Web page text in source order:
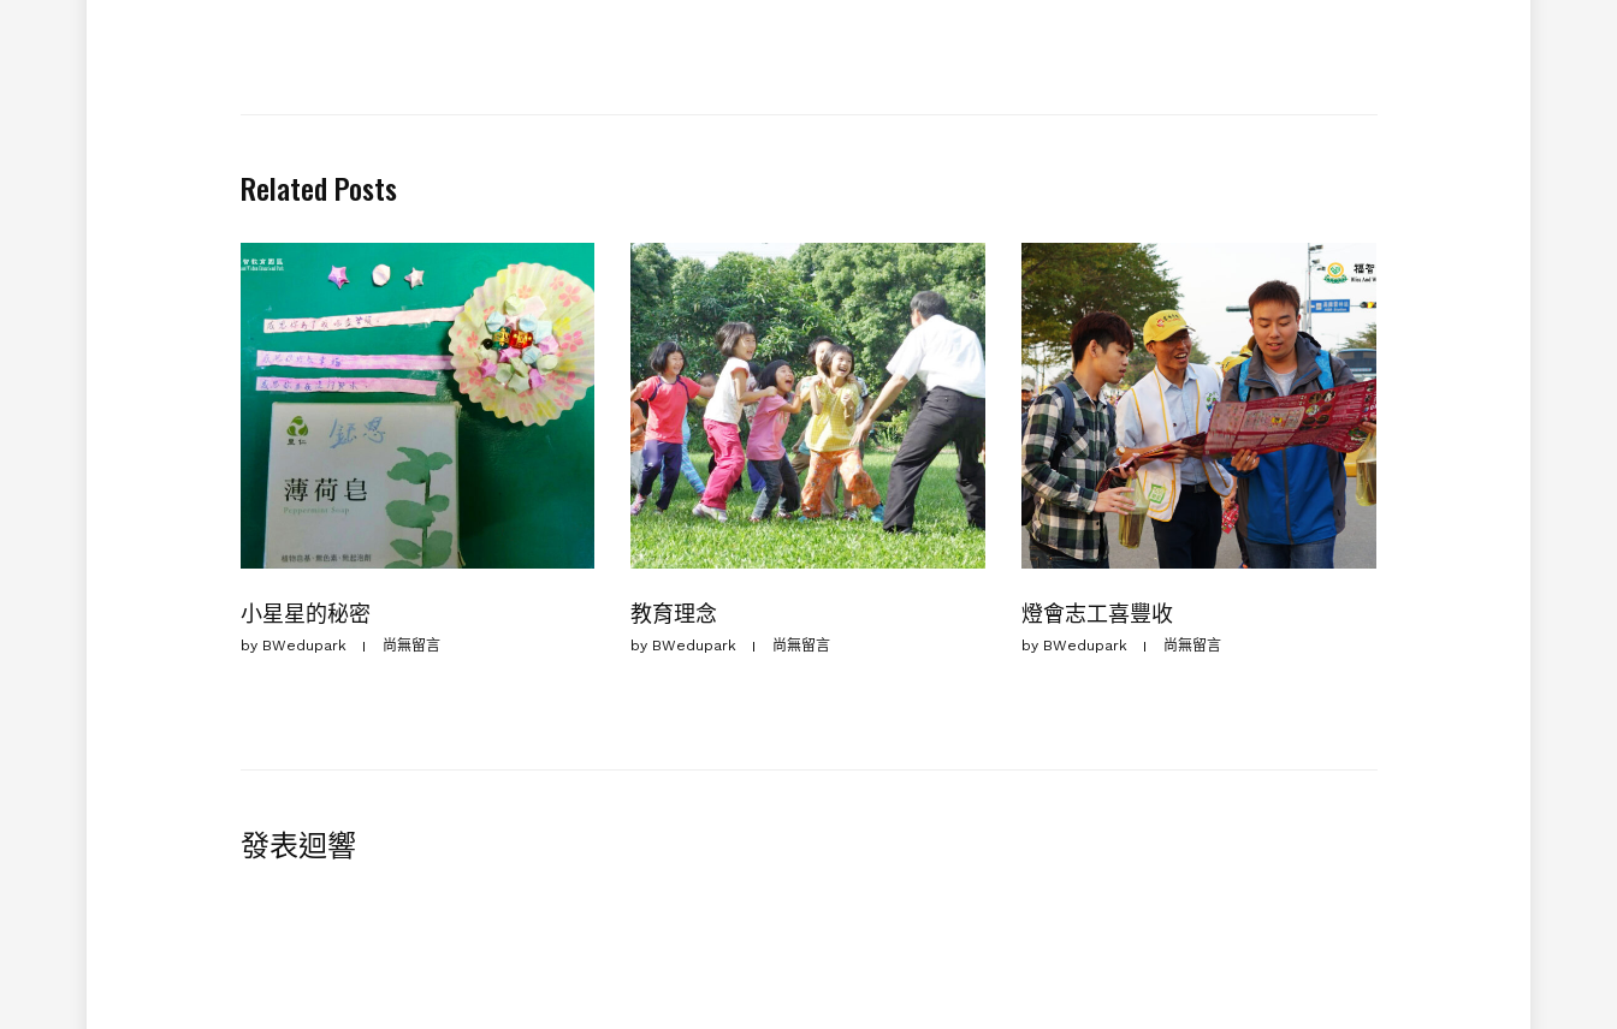
Related Posts
小星星的秘密
byBWedupark 尚無留言
教育理念
by BWedupark 尚無留言
燈會志工喜豐收
by BWedupark 尚無留言
發表迴響